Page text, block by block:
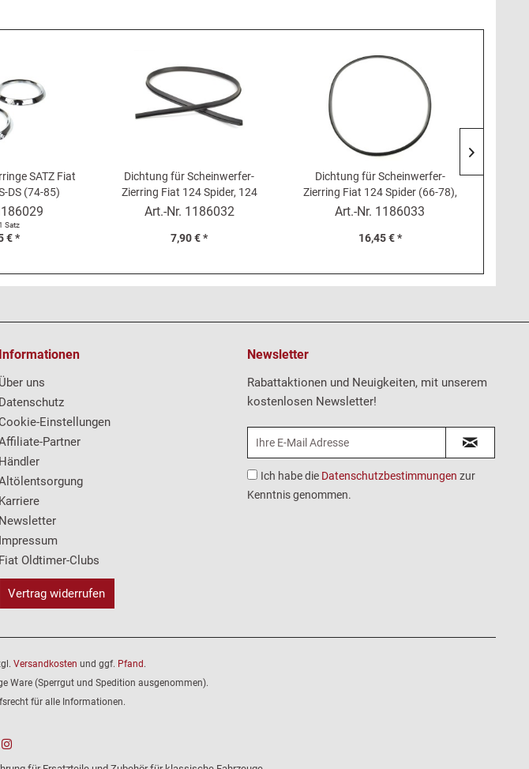
SATZ Fiat
DS (74-85)
chrom
Satz
€ *
Dichtung für Scheinwerfer-
Zierring Fiat 124 Spider, 124
Coupé - Scheinwerferdichtung
Art.-Nr. 1186032
7,90 € *
Dichtung für Scheinwerfer-
Zierring Fiat 124 Spider (66-78),
1500 Cabrio
Art.-Nr. 1186033
16,45 € *
Informationen
Über uns
Datenschutz
Cookie-Einstellungen
Partner
Händler
Karriere
Newsletter
Impressum
Fiat Oldtimer-Clubs
Vertrag widerrufen
Newsletter
Rabattaktionen und Neuigkeiten, mit unserem
kostenlosen Newsletter!
Ich habe die Datenschutzbestimmungen zur
Kenntnis genommen.
Versandkosten und ggf. Pfand .
Ware (Sperrgut und Spedition ausgenommen).
für alle Informationen.